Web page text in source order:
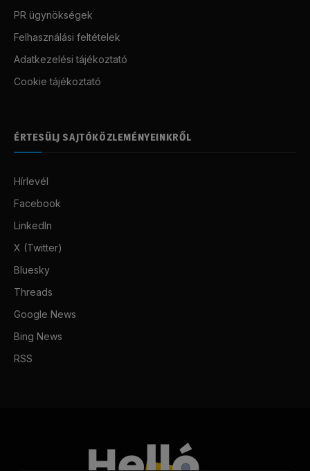
PR ügynökségek
Felhasználási feltételek
Adatkezelési tájékoztató
Cookie tájékoztató
ÉRTESÜLJ SAJTÓKÖZLEMÉNYEINKRŐL
Hírlevél
Facebook
LinkedIn
X (Twitter)
Bluesky
Threads
Google News
Bing News
RSS